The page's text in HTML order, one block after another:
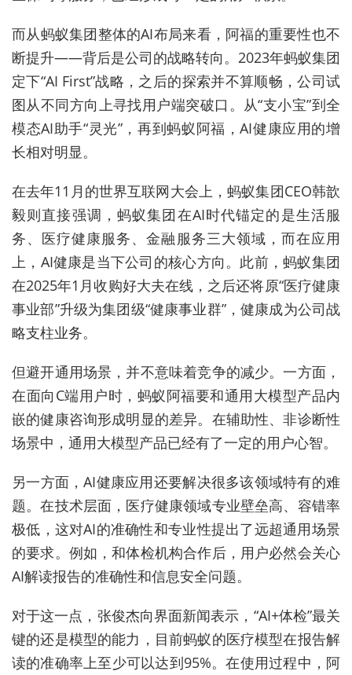
而从蚂蚁集团整体的AI布局来看，阿福的重要性也不
断提升——背后是公司的战略转向。2023年蚂蚁集团
定下“AI First”战略，之后的探索并不算顺畅，公司试
图从不同方向上寻找用户端突破口。 从“支小宝”到全
模态AI助手“灵光”，再到蚂蚁阿福，AI健康应用的增
长相对明显。
在去年11月的世界互联网大会上，蚂蚁集团CEO韩歆
毅则直接强调，蚂蚁集团在AI时代锚定的是生活服
务、医疗健康服务、金融服务三大领域，而在应用
上，AI健康是当下公司的核心方向。此前，蚂蚁集团
在2025年1月收购好大夫在线，之后还将原“医疗健康
事业部”升级为集团级“健康事业群”，健康成为公司战
略支柱业务。
但避开通用场景，并不意味着竞争的减少。一方面，
在面向C端用户时，蚂蚁阿福要和通用大模型产品内
嵌的健康咨询形成明显的差异。在辅助性、非诊断性
场景中，通用大模型产品已经有了一定的用户心智。
另一方面，AI健康应用还要解决很多该领域特有的难
题。在技术层面， 医疗健康领域专业壁垒高、容错率
极低，这对AI的准确性和专业性提出了远超通用场景
的要求。例如，和体检机构合作后，用户必然会关心
AI解读报告的准确性和信息安全问题。
对于这一点，张俊杰向界面新闻表示，“AI+体检”最关
键的还是模型的能力，目前蚂蚁的医疗模型在报告解
读的准确率上至少可以达到95%。在使用过程中，阿